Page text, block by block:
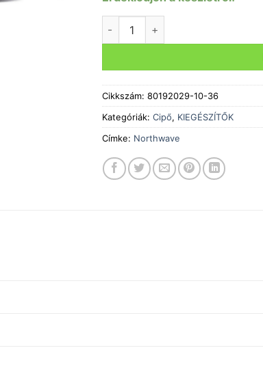
Cikkszám: 80192029-10-36
Kategóriák: Cipő, KIEGÉSZÍTŐK
Címke: Northwave